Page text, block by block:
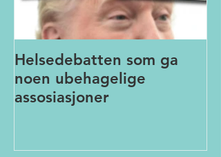
Helsedebatten som ga
noen ubehagelige
assosiasjoner